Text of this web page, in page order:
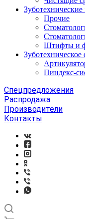
Прочие
Штифты и
Зуботехническое
Пиндекс-
Спецпредложения
Распродажа
Производители
Контакты